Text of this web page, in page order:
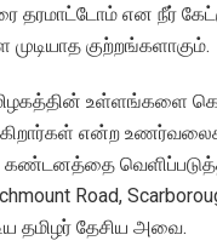
தரமாட்டோம் என நீர்
குற்றங்களாகும்.
உள்ளங்களை
என்ற
கண்டனத்தை
Road,
தமிழர் தேசிய அவை.